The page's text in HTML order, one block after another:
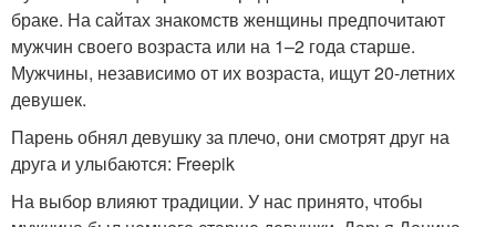
браке. На сайтах знакомств женщины предпочитают
мужчин своего возраста или на 1–2 года старше.
Мужчины, независимо от их возраста, ищут 20-летних
девушек.
Парень обнял девушку за плечо, они смотрят друг на
друга и улыбаются: Freepik
На выбор влияют традиции. У нас принято, чтобы